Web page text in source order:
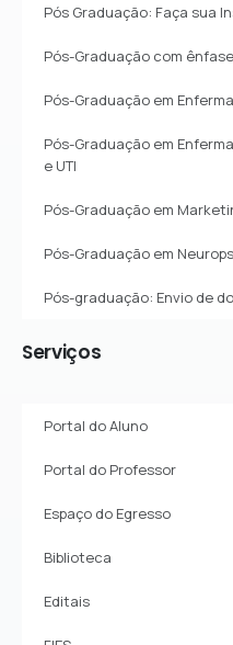
Pós Graduação: Faça sua
Pós-Graduação com ênfase
Pós-Graduação em
Pós-Graduação em
e UTI
Pós-Graduação em
Pós-Graduação em
Pós-graduação: Envio de
Serviços
Portal do Aluno
Portal do Professor
Espaço do Egresso
Biblioteca
Editais